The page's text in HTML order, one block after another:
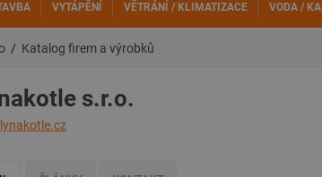
VYTÁPĚNÍ VĚTRÁNÍ / KLIMATIZACE VODA /
Katalog firem a výrobků
s.r.o.